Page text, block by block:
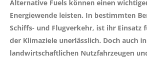
Alternative Fuels können einen
Energiewende leisten. In bestimmten
Schiffs- und Flugverkehr, ist ihr Einsatz
der Klimaziele unerlässlich. Doch auch in
landwirtschaftlichen Nutzfahrzeugen